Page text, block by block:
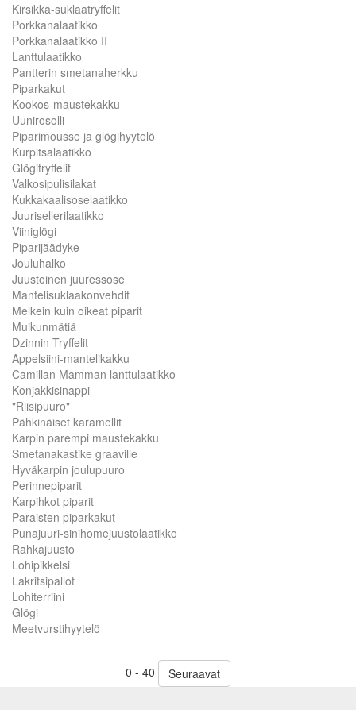
Kirsikka-suklaatryffelit
Porkkanalaatikko
Porkkanalaatikko II
Lanttulaatikko
Pantterin smetanaherkku
Piparkakut
Kookos-maustekakku
Uunirosolli
Piparimousse ja glögihyytelö
Kurpitsalaatikko
Glögitryffelit
Valkosipulisilakat
Kukkakaalisoselaatikko
Juurisellerilaatikko
Viiniglögi
Piparijäädyke
Jouluhalko
Juustoinen juuressose
Mantelisuklaakonvehdit
Melkein kuin oikeat piparit
Muikunmätiä
Dzinnin Tryffelit
Appelsiini-mantelikakku
Camillan Mamman lanttulaatikko
Konjakkisinappi
"Riisipuuro"
Pähkinäiset karamellit
Karpin parempi maustekakku
Smetanakastike graaville
Hyväkarpin joulupuuro
Perinnepiparit
Karpihkot piparit
Paraisten piparkakut
Punajuuri-sinihomejuustolaatikko
Rahkajuusto
Lohipikkelsi
Lakritsipallot
Lohiterriini
Glögi
Meetvurstihyytelö
0 - 40